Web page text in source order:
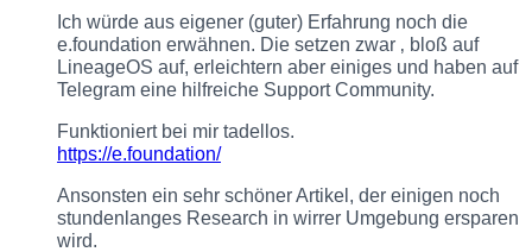
Ich würde aus eigener (guter) Erfahrung noch die
e.foundation erwähnen. Die setzen zwar ‚ bloß auf
LineageOS auf, erleichtern aber einiges und haben auf
Telegram eine hilfreiche Support Community.
Funktioniert bei mir tadellos.
https://e.foundation/
Ansonsten ein sehr schöner Artikel, der einigen noch
stundenlanges Research in wirrer Umgebung ersparen
wird.